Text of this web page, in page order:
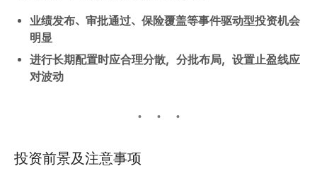
业绩发布、审批通过、保险覆盖等事件驱动型投资机会
明显
进行长期配置时应合理分散，分批布局，设置止盈线应
对波动
投资前景及注意事项